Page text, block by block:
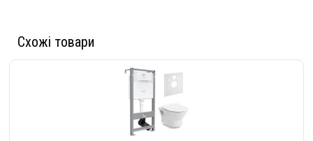
Схожі товари